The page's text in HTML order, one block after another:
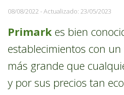
08/08/2022 - Actualizado: 23/05/2023
Primark es bien
establecimientos con
más grande que
y por sus precios tan